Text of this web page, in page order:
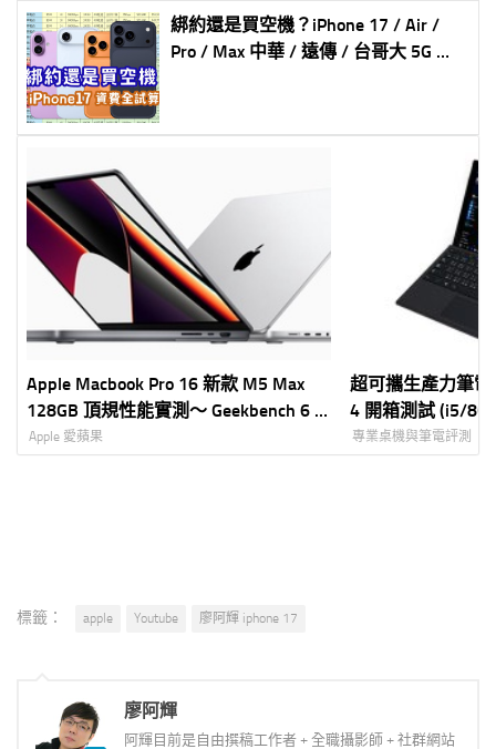
綁約還是買空機？iPhone 17 / Air /
Pro / Max 中華 / 遠傳 / 台哥大 5G 綁
Apple Macbook Pro 16 新款 M5 Max
128GB 頂規性能實測～ Geekbench 6 +
LLM 本地大模型實測
Apple 愛蘋果
超可攜生產力筆
4 開箱測試 (i5/
專業桌機與筆電評測
標籤： apple Youtube 廖阿輝 iphone 17
廖阿輝
阿輝目前是自由撰稿工作者 + 全職攝影師 + 社群網站